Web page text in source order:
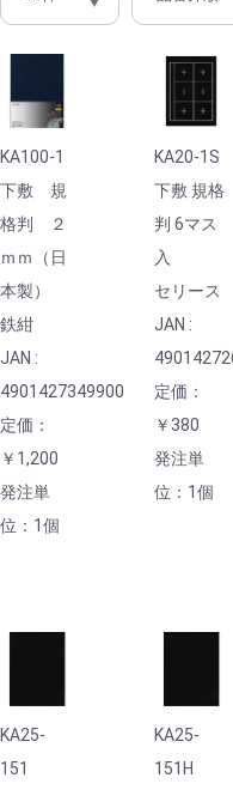
KA100-1
下敷 規
格判 ２
ｍｍ（日
本製）
鉄紺
JAN :
4901427349900
定価：
￥1,200
発注単
位：1個
KA20-1S
下敷 規格
判 6マス
入
セリース
JAN :
定価：
￥380
発注単
位：1個
KA25-
151
KA25-
151H